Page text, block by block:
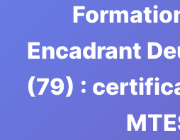
Encadrant
(79) :